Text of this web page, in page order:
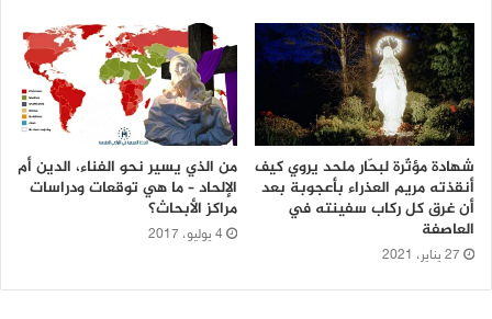
شهادة مؤثّرة لبحّار ملحد يروي كيف
أنقذته مريم العذراء بأعجوبة بعد
أن غرق كل ركاب سفينته في
العاصفة
27 يناير، 2021
من الذي يسير نحو الفناء، الدين أم
الإلحاد – ما هي توقعات ودراسات
مراكز الأبحاث؟
4 يوليو، 2017